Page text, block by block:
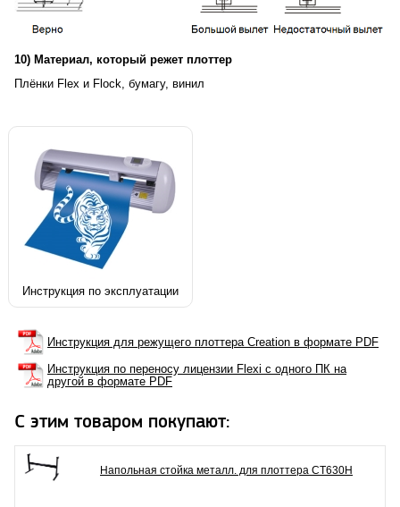
10) Материал, который режет плоттер
Плёнки Flex и Flock, бумагу, винил
Инструкция по эксплуатации
Инструкция для режущего плоттера Creation в формате PDF
Инструкция по переносу лицензии Flexi с одного ПК на
другой в формате PDF
С этим товаром покупают:
Напольная стойка металл. для плоттера CT630H